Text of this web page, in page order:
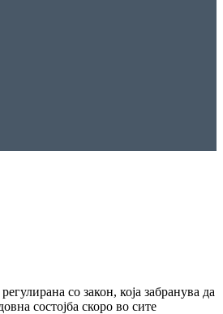
со закон, која забранува да
состојба скоро во сите